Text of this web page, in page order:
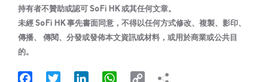
持有者不贊助或認可 SoFi HK 或其任何文章。
未經 SoFi HK 事先書面同意，不得以任何方式修改、複製、影印、
傳播、 傳閱、分發或發佈本文資訊或材料，或用於商業或公共目
的。
FacebookTwitter LinkedInWhatsApp
Copy